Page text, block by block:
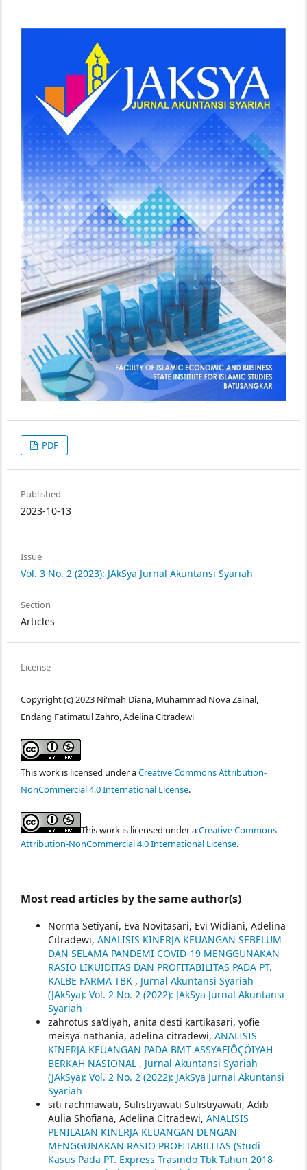
PDF
Published
2023-10-13
Issue
Vol. 3 No. 2 (2023): JAkSya Jurnal Akuntansi Syariah
Section
Articles
License
Copyright (c) 2023 Ni'mah Diana, Muhammad Nova Zainal,
Endang Fatimatul Zahro, Adelina Citradewi
This work is licensed under aCreative Commons Attribution-
NonCommercial 4.0 International License.
This work is licensed under aCreative Commons
Attribution-NonCommercial 4.0 International License.
Most read articles by the same author(s)
Norma Setiyani, Eva Novitasari, Evi Widiani, Adelina
Citradewi, ANALISIS KINERJA KEUANGAN SEBELUM
DAN SELAMA PANDEMI COVID-19 MENGGUNAKAN
RASIO LIKUIDITAS DAN PROFITABILITAS PADA PT.
KALBE FARMA TBK , Jurnal Akuntansi Syariah
(JAkSya): Vol. 2 No. 2 (2022): JAkSya Jurnal Akuntansi
Syariah
zahrotus sa'diyah, anita desti kartikasari, yofie
meisya nathania, adelina citradewi, ANALISIS
KINERJA KEUANGAN PADA BMT ASSYAFIÔÇÖIYAH
BERKAH NASIONAL , Jurnal Akuntansi Syariah
(JAkSya): Vol. 2 No. 2 (2022): JAkSya Jurnal Akuntansi
Syariah
siti rachmawati, Sulistiyawati Sulistiyawati, Adib
Aulia Shofiana, Adelina Citradewi, ANALISIS
PENILAIAN KINERJA KEUANGAN DENGAN
MENGGUNAKAN RASIO PROFITABILITAS (Studi
Kasus Pada PT. Express Trasindo Tbk Tahun 2018-